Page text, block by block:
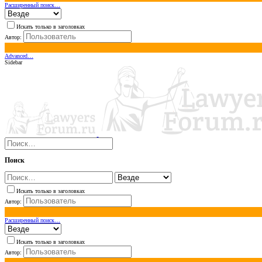
Расширенный поиск…
Искать только в заголовках
Автор:
Advanced…
Sidebar
Поиск
Искать только в заголовках
Автор:
Расширенный поиск…
Искать только в заголовках
Автор: